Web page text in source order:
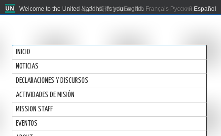
Welcome to the United Nations. It's your world.
العربية 简体中文 English Français Русский Español
INICIO
NOTICIAS
DECLARACIONES Y DISCURSOS
ACTIVIDADES DE MISIÓN
MISSION STAFF
EVENTOS